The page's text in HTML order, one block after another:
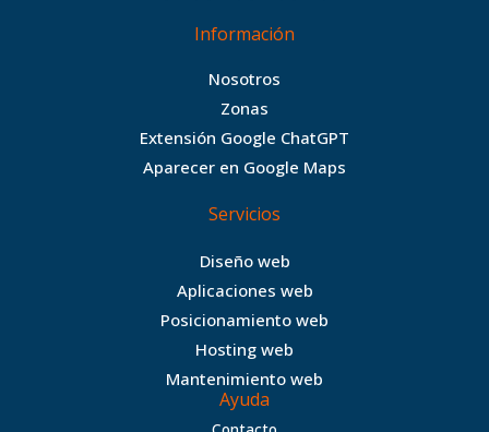
k
i
t
e
s
a
a
m
Información
Nosotros
Zonas
Extensión Google ChatGPT
Aparecer en Google Maps
Servicios
Diseño web
Aplicaciones web
Posicionamiento web
Hosting web
Mantenimiento web
Ayuda